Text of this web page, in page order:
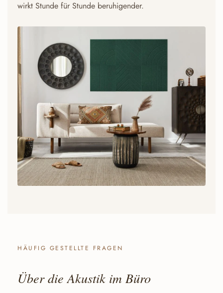
wirkt Stunde für Stunde beruhigender.
HÄUFIG GESTELLTE FRAGEN
Über die Akustik im Büro